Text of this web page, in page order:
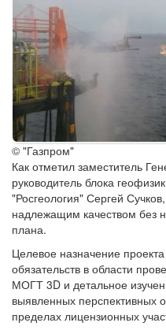
© "Газпром"
Как отметил заместитель
руководитель блока
"Росгеология" Сергей
надлежащим качеством без
плана.
Целевое назначение
обязательств в области
МОГТ 3D и детальное
выявленных перспективных
пределах лицензионных